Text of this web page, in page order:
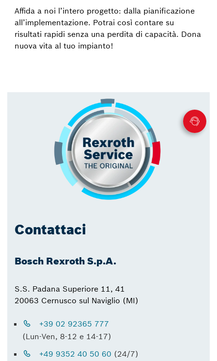
Affida a noi l’intero progetto: dalla pianificazione
all’implementazione. Potrai così contare su
risultati rapidi senza una perdita di capacità. Dona
nuova vita al tuo impianto!
Contattaci
Bosch Rexroth S.p.A.
S.S. Padana Superiore 11, 41
20063 Cernusco sul Naviglio (MI)
+39 02 92365 777
(Lun-Ven, 8-12 e 14-17)
+49 9352 40 50 60 (24/7)